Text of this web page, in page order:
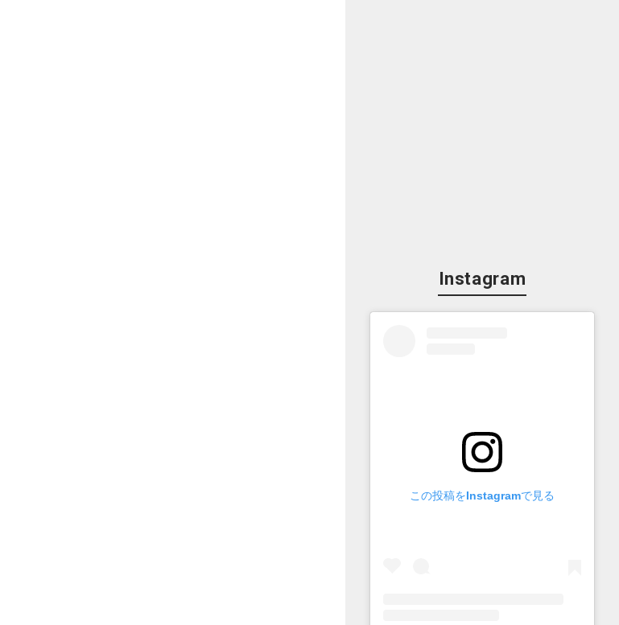
Instagram
この投稿をInstagramで見る